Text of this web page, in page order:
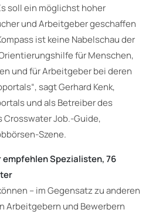
soll ein möglichst hoher
und Arbeitgeber geschaffen
ist keine Nabelschau der
für Menschen,
und für Arbeitgeber bei deren
sagt Gerhard Kenk,
und als Betreiber des
Crosswater Job.-Guide,
Szene.
Spezialisten, 76
– im Gegensatz zu anderen
Arbeitgebern und Bewerbern